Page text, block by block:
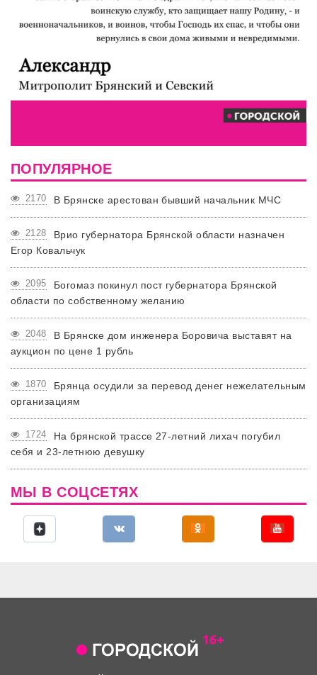
ПОПУЛЯРНОЕ
2170 В Брянске арестован бывший начальник МЧС
2128
Врио губернатора Брянской области назначен
Егор Ковальчук
2095
Богомаз покинул пост губернатора Брянской
области по собственному желанию
2048
В Брянске дом инженера Боровича выставят на
аукцион по цене 1 рубль
1870
Брянца осудили за перевод денег нежелательным
организациям
1724
На брянской трассе 27-летний лихач погубил
себя и 23-летнюю девушку
МЫ В СОЦСЕТЯХ